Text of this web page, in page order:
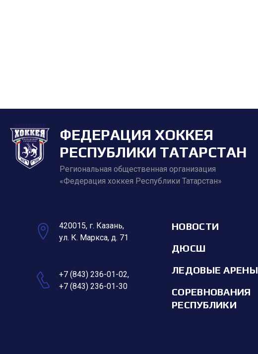
ФЕДЕРАЦИЯ ХОККЕЯ
РЕСПУБЛИКИ ТАТАРСТАН
Региональная общественная организация
«Федерация хоккея Республики Татарстан»
420015, г. Казань,
ул. К. Маркса, д. 71
+7 (843) 236-01-02,
+7 (843) 236-01-30
НОВОСТИ
ДЮСШ
ЛЕДОВЫЕ АРЕНЫ
СОРЕВНОВАНИЯ
РЕСПУБЛИКИ